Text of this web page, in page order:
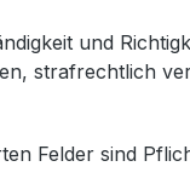
und
strafrechtlich
Felder sind